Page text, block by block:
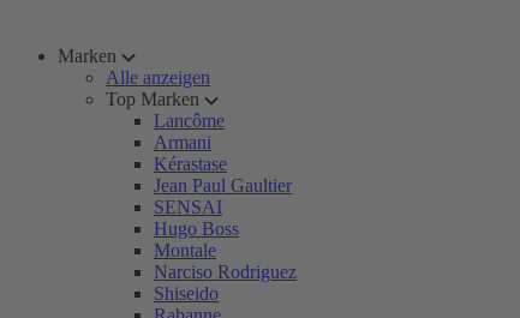
Marken
Alle anzeigen
Top Marken
Lancôme
Armani
Kérastase
Jean Paul Gaultier
SENSAI
Hugo Boss
Montale
Narciso Rodriguez
Shiseido